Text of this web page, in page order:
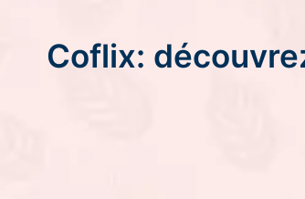
Coflix: